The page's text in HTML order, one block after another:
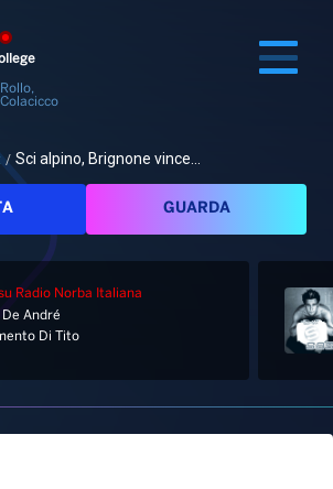
Cerca
/ Sci alpino, Brignone vince...
GUARDA
Radio Norba Italiana
De André
Di Tito